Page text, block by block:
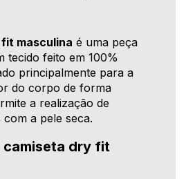
masculina é uma peça
tecido feito em 100%
principalmente para a
do corpo de forma
a realização de
com a pele seca.
camiseta dry fit